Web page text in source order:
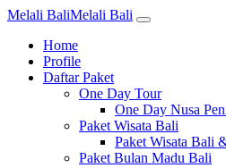
Melali BaliMelali Bali
Home
Profile
Daftar Paket
One Day Tour
One Day Nusa
Paket Wisata Bali
Paket Wisata Bali
Paket Bulan Madu Bali